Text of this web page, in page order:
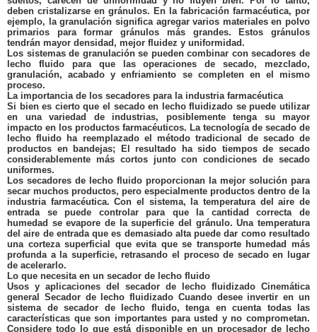
deben cristalizarse en gránulos. En la fabricación farmacéutica, por
ejemplo, la granulación significa agregar varios materiales en polvo
primarios para formar gránulos más grandes. Estos gránulos
tendrán mayor densidad, mejor fluidez y uniformidad.
Los sistemas de granulación se pueden combinar con secadores de
lecho fluido para que las operaciones de secado, mezclado,
granulación, acabado y enfriamiento se completen en el mismo
proceso.
La importancia de los secadores para la industria farmacéutica
Si bien es cierto que el secado en lecho fluidizado se puede utilizar
en una variedad de industrias, posiblemente tenga su mayor
impacto en los productos farmacéuticos. La tecnología de secado de
lecho fluido ha reemplazado el método tradicional de secado de
productos en bandejas; El resultado ha sido tiempos de secado
considerablemente más cortos junto con condiciones de secado
uniformes.
Los secadores de lecho fluido proporcionan la mejor solución para
secar muchos productos, pero especialmente productos dentro de la
industria farmacéutica. Con el sistema, la temperatura del aire de
entrada se puede controlar para que la cantidad correcta de
humedad se evapore de la superficie del gránulo. Una temperatura
del aire de entrada que es demasiado alta puede dar como resultado
una corteza superficial que evita que se transporte humedad más
profunda a la superficie, retrasando el proceso de secado en lugar
de acelerarlo.
Lo que necesita en un secador de lecho fluido
Usos y aplicaciones del secador de lecho fluidizado Cinemática
general Secador de lecho fluidizado Cuando desee invertir en un
sistema de secador de lecho fluido, tenga en cuenta todas las
características que son importantes para usted y no comprometan.
Considere todo lo que está disponible en un procesador de lecho